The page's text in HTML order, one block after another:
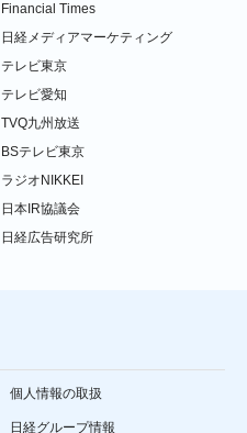
Financial Times
日経メディアマーケティング
テレビ東京
テレビ愛知
TVQ九州放送
BSテレビ東京
ラジオNIKKEI
日本IR協議会
日経広告研究所
個人情報の取扱
日経グループ情報